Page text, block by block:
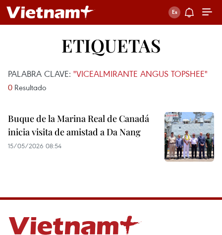
ETIQUETAS
PALABRA CLAVE: "VICEALMIRANTE ANGUS TOPSHEE"
0 Resultado
Buque de la Marina Real de Canadá
inicia visita de amistad a Da Nang
15/05/2026 08:54